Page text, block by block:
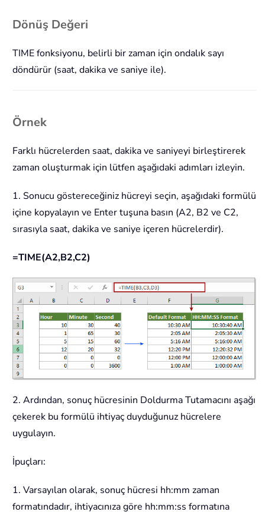
Dönüş Değeri
TIME fonksiyonu, belirli bir zaman için ondalık sayı
döndürür (saat, dakika ve saniye ile).
Örnek
Farklı hücrelerden saat, dakika ve saniyeyi birleştirerek
zaman oluşturmak için lütfen aşağıdaki adımları izleyin.
1. Sonucu göstereceğiniz hücreyi seçin, aşağıdaki formülü
içine kopyalayın ve Enter tuşuna basın (A2, B2 ve C2,
sırasıyla saat, dakika ve saniye içeren hücrelerdir).
=TIME(A2,B2,C2)
2. Ardından, sonuç hücresinin Doldurma Tutamacını aşağı
çekerek bu formülü ihtiyaç duyduğunuz hücrelere
uygulayın.
İpuçları:
1. Varsayılan olarak, sonuç hücresi hh:mm zaman
formatındadır, ihtiyacınıza göre hh:mm:ss formatına